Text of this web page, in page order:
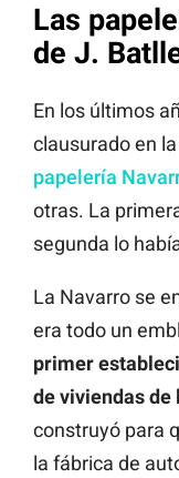
Las
de J.
En los últimos
clausurado en
papelería
otras. La
segunda lo
La Navarro se
era todo un
primer
de viviendas de
construyó para
la fábrica de